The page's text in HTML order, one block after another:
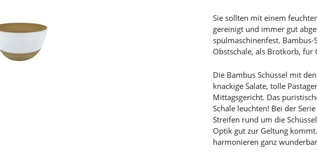
Sie sollten mit einem
gereinigt und immer gut
spülmaschinenfest.
Obstschale, als Brotkorb, für
Die Bambus Schüssel mit
knackige Salate, tolle
Mittagsgericht. Das
Schale leuchten! Bei der
Streifen rund um die
Optik gut zur Geltung
harmonieren ganz